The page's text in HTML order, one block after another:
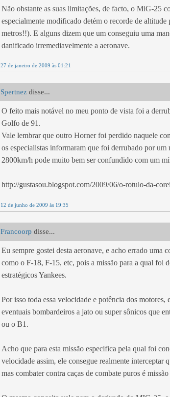
Não obstante as suas limitações, de facto, o MiG-25
especialmente modificado detém o recorde de
metros!!). E alguns dizem que um conseguiu uma
danificado irremediavelmente a aeronave.
27 de janeiro de 2009 às 01:21
Spertnez disse...
O feito mais notável no meu ponto de vista foi a
Golfo de 91.
Vale lembrar que outro Horner foi perdido naquele
os especialistas informaram que foi derrubado por
2800km/h pode muito bem ser confundido com um
http://gustasou.blogspot.com/2009/06/o-rotulo-da-
12 de junho de 2009 às 19:35
Francoorp disse...
Eu sempre gostei desta aeronave, e acho errado uma
como o F-18, F-15, etc, pois a missão para a qual foi
estratégicos Yankees.
Por isso toda essa velocidade e potência dos
eventuais bombardeiros a jato ou super sônicos que
ou o B1.
Acho que para esta missão especifica pela qual foi
velocidade assim, ele consegue realmente interceptar
mas combater contra caças de combate puros é